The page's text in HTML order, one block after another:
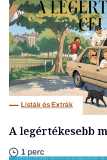
Listák és Extrák
A legértékesebb
1 perc